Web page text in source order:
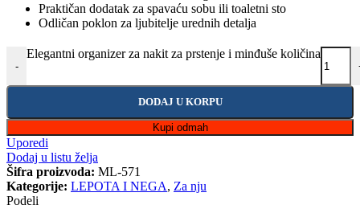
Praktičan dodatak za spavaću sobu ili toaletni sto
Odličan poklon za ljubitelje urednih detalja
-
Elegantni organizer za nakit za prstenje i minđuše količina
DODAJ U KORPU
Kupi odmah
Uporedi
Dodaj u listu želja
Šifra proizvoda: ML-571
Kategorije: LEPOTA I NEGA, Za nju
Podeli